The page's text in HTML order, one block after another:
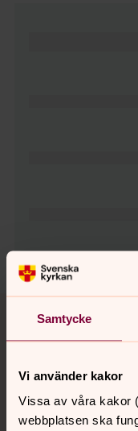
Samtycke
Vi använder kakor
Vissa av våra kakor
webbplatsen ska
Tillbaka till toppen
Tillbaka till innehållet
Kontakt